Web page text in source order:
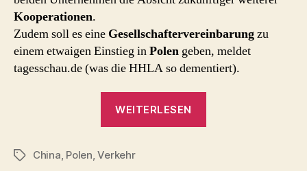
Kooperationen.
Zudem soll es eine Gesellschaftervereinbarungzu
einem etwaigen Einstieg inPolen geben, meldet
tagesschau.de (was die HHLA so dementiert).
WEITERLESEN
Schlagwörter
China, Polen,Verkehr